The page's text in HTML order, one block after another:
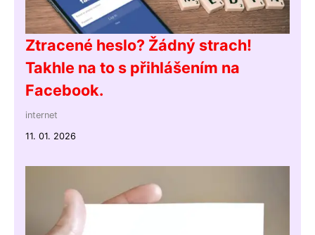
Ztracené heslo? Žádný strach!
Takhle na to s přihlášením na
Facebook.
internet
11. 01. 2026